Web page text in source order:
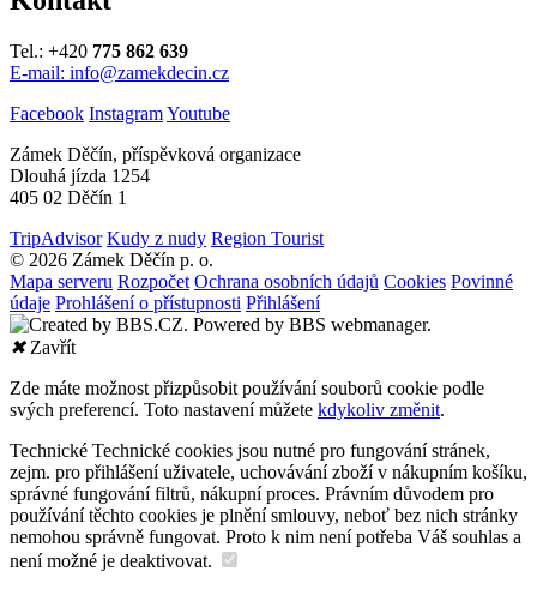
Tel.: +420 775 862 639
E-mail: info@zamekdecin.cz
Facebook InstagramYoutube
Zámek Děčín, příspěvková organizace
Dlouhá jízda 1254
405 02 Děčín 1
TripAdvisor Kudy z nudy Region Tourist
© 2026 Zámek Děčín p. o.
Mapa serveru Rozpočet Ochrana osobních údajů Cookies Povinné
údaje Prohlášení o přístupnosti Přihlášení
✖Zavřít
Zde máte možnost přizpůsobit používání souborů cookie podle
svých preferencí. Toto nastavení můžete kdykoliv změnit.
Technické Technické cookies jsou nutné pro fungování stránek,
zejm. pro přihlášení uživatele, uchovávání zboží v nákupním košíku,
správné fungování filtrů, nákupní proces. Právním důvodem pro
používání těchto cookies je plnění smlouvy, neboť bez nich stránky
nemohou správně fungovat. Proto k nim není potřeba Váš souhlas a
není možné je deaktivovat.